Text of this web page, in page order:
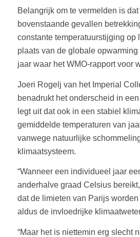
Belangrijk om te vermelden is
bovenstaande gevallen
constante temperatuurstijging op
plaats van de globale
jaar waar het WMO-rapport voor
Joeri Rogelj van het Imperial
benadrukt het onderscheid in
legt uit dat ook in een stabiel
gemiddelde temperaturen van
vanwege natuurlijke
klimaatsysteem.
“Wanneer een individueel jaar
anderhalve graad Celsius
dat de limieten van Parijs worden
aldus de invloedrijke
“Maar het is niettemin erg slecht